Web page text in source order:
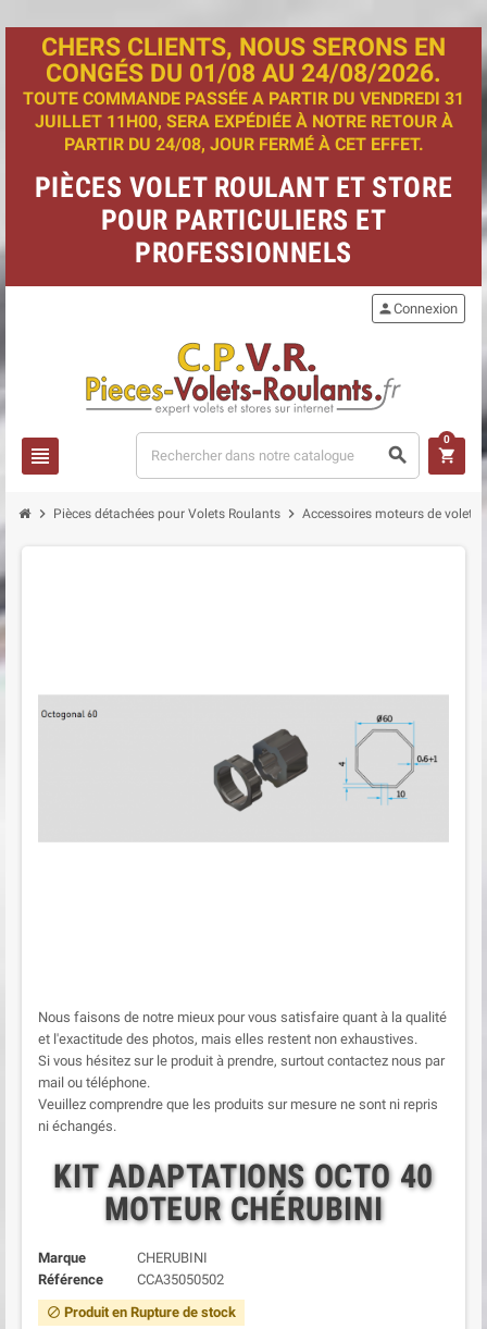
CHERS CLIENTS, NOUS SERONS EN
CONGÉS DU 01/08 AU 24/08/2026.
TOUTE COMMANDE PASSÉE A PARTIR DU VENDREDI 31
JUILLET 11H00, SERA EXPÉDIÉE À NOTRE RETOUR À
PARTIR DU 24/08, JOUR FERMÉ À CET EFFET.
PIÈCES VOLET ROULANT ET STORE
POUR PARTICULIERS ET
PROFESSIONNELS
view_headline search
personConnexion
shopping_cart
0
chevron_right Pièces détachées pour Volets Roulants chevron_right Accessoires moteurs de volet
Nous faisons de notre mieux pour vous satisfaire quant à la qualité
et l'exactitude des photos, mais elles restent non exhaustives.
Si vous hésitez sur le produit à prendre, surtout contactez nous par
mail ou téléphone.
Veuillez comprendre que les produits sur mesure ne sont ni repris
ni échangés.
KIT ADAPTATIONS OCTO 40
MOTEUR CHÉRUBINI
Marque
CHERUBINI
Référence
CCA35050502
block Produit en Rupture de stock